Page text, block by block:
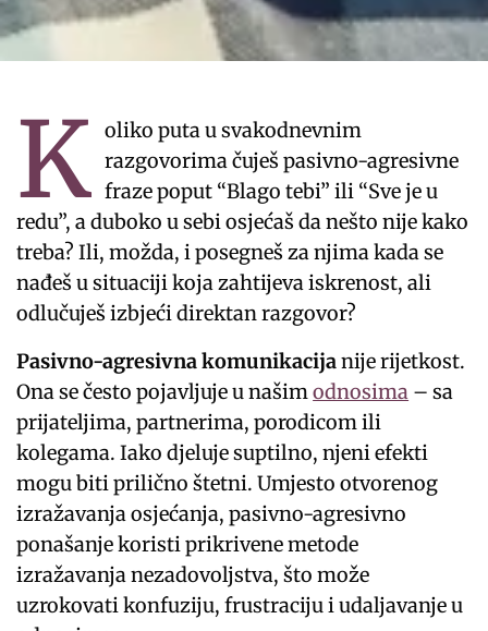
K oliko puta u svakodnevnim
razgovorima čuješ pasivno-agresivne
fraze poput “Blago tebi” ili “Sve je u
redu”, a duboko u sebi osjećaš da nešto nije kako
treba? Ili, možda, i posegneš za njima kada se
nađeš u situaciji koja zahtijeva iskrenost, ali
odlučuješ izbjeći direktan razgovor?
Pasivno-agresivna komunikacijanije rijetkost.
Ona se često pojavljuje u našimodnosima – sa
prijateljima, partnerima, porodicom ili
kolegama. Iako djeluje suptilno, njeni efekti
mogu biti prilično štetni. Umjesto otvorenog
izražavanja osjećanja, pasivno-agresivno
ponašanje koristi prikrivene metode
izražavanja nezadovoljstva, što može
uzrokovati konfuziju, frustraciju i udaljavanje u